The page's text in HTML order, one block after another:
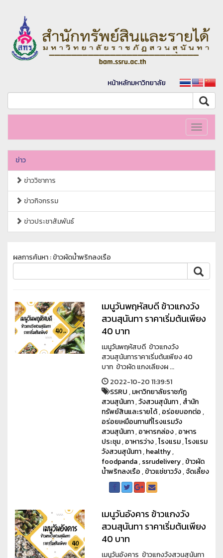
หน้าหลักมหาวิทยาลัย
Toggle
ข่าว
ข่าววิชาการ
ข่าวกิจกรรม
ข่าวประชาสัมพันธ์
ผลการค้นหา : ข้าวผัดน้ำพริกลงเรือ
เมนูวันพฤหัสบดี ข้าวแกงวัง
สวนสุนันทา ราคาเริ่มต้นเพียง
40 บาท
เมนูวันพฤหัสบดี ข้าวแกงวัง
สวนสุนันทาราคาเริ่มต้นเพียง 40
บาท ข้าวผัด แกงเลียงผ ...
2022-10-20 11:39:51
SSRU,มหาวิทยาลัยราชภัฏ
สวนสุนันทา,วังสวนสุนันทา,สำนัก
ทรัพย์สินและรายได้,อร่อยบอกต่อ,
อร่อยเหมือนทานที่โรงแรมวัง
สวนสุนันทา,อาหารกล่อง,อาหาร
ประชุม,อาหารว่าง,โรงแรม,โรงแรม
วังสวนสุนันทา,healthy,
foodpanda,ssrudelivery,ข้าวผัด
น้ำพริกลงเรือ,ข้าวแช่ชาววัง,จัดเลี้ยง
เมนูวันอังคาร ข้าวแกงวัง
สวนสุนันทา ราคาเริ่มต้นเพียง
40 บาท
เมนูวันอังคาร ข้าวแกงวังสวนสุนันทา